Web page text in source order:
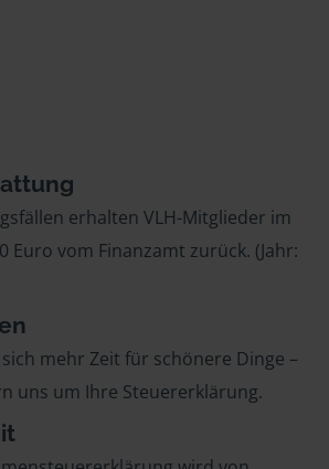
erhalten VLH-Mitglieder im
Euro vom Finanzamt zurück. (Jahr:
mehr Zeit für schönere Dinge –
uns um Ihre Steuererklärung.